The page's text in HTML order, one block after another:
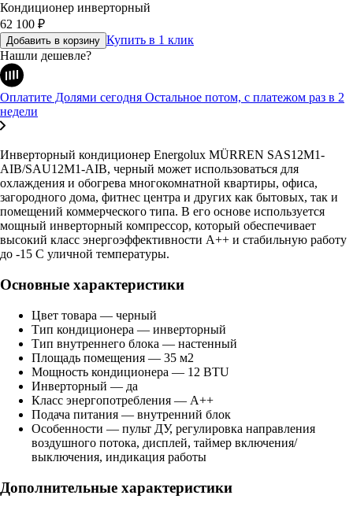
Кондиционер инверторный
62 100 ₽
Добавить в корзину Купить в 1 клик
Нашли дешевле?
Оплатите Долями сегодня Остальное потом, с платежом раз в 2
недели
Инверторный кондиционер Energolux MÜRREN SAS12M1-
AIB/SAU12M1-AIB, черный может использоваться для
охлаждения и обогрева многокомнатной квартиры, офиса,
загородного дома, фитнес центра и других как бытовых, так и
помещений коммерческого типа. В его основе используется
мощный инверторный компрессор, который обеспечивает
высокий класс энергоэффективности А++ и стабильную работу
до -15 C уличной температуры.
Основные характеристики
Цвет товара — черный
Тип кондиционера — инверторный
Тип внутреннего блока — настенный
Площадь помещения — 35 м2
Мощность кондиционера — 12 BTU
Инверторный — да
Класс энергопотребления — A++
Подача питания — внутренний блок
Особенности — пульт ДУ, регулировка направления
воздушного потока, дисплей, таймер включения/
выключения, индикация работы
Дополнительные характеристики